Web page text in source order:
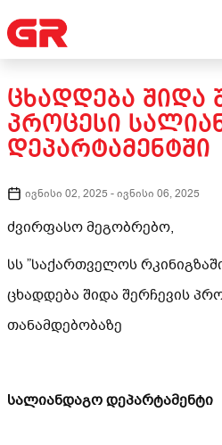
ᲪᲮᲐᲓᲓᲔᲑᲐ ᲨᲘᲓᲐ
ᲞᲠᲝᲪᲔᲡᲘ
ᲓᲔᲞᲐᲠᲢᲐᲛᲔᲜᲢᲨᲘ
ივნისი 02, 2025 -ივნისი 06, 2025
ძვირფასო მეგობრებო,
სს ”საქართველოს
ცხადდება შიდა შერჩევის
თანამდებობაზე
სალიანდაგო დეპარტამენტი